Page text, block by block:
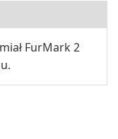
miał FurMark 2